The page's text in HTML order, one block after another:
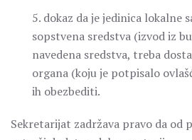
5. dokaz da je jedinica lokalne
sopstvena sredstva (izvod iz
navedena sredstva, treba
organa (koju je potpisalo
ih obezbediti.
Sekretarijat zadržava pravo da od